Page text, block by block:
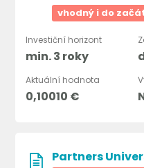
vhodný i do
Investiční horizont
min. 3 roky
Aktuální hodnota
0,10010 €
Partners